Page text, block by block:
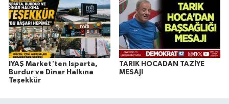
IYAŞ Market'ten Isparta,
Burdur ve Dinar Halkına
Teşekkür
TARIK HOCADAN TAZİYE
MESAJI